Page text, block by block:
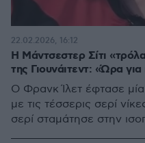
Η Μάντσεστερ Σίτι
της Γιουνάιτεντ: «Ώρα
Ο Φρανκ Ίλετ έφτασε
με τις τέσσερις σερί
σερί σταμάτησε στην
22.02.2026, 16:12